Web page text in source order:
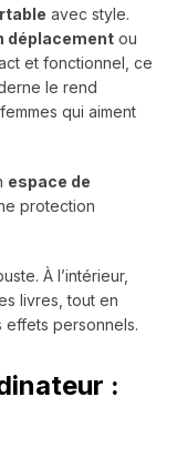
avec style.
déplacement ou
et fonctionnel, ce
le rend
qui aiment
espace de
protection
À l’intérieur,
livres, tout en
effets personnels.
: